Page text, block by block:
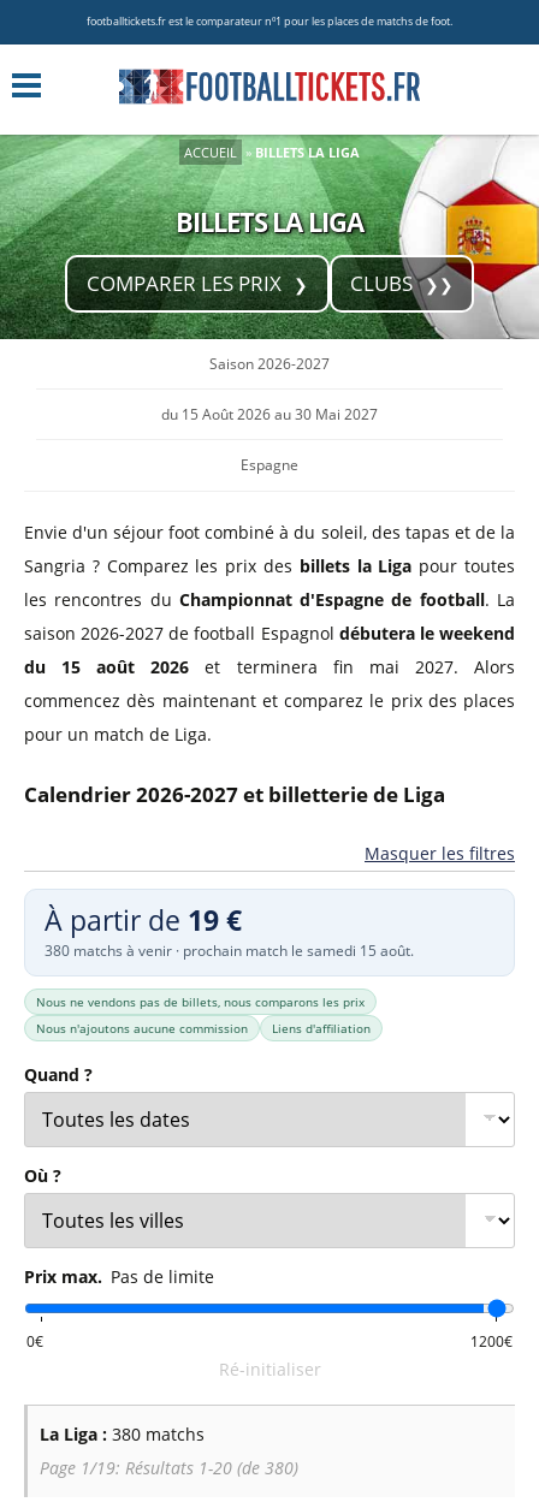
footballtickets.fr est le comparateur nº1 pour les places de matchs de foot.
ACCUEIL » BILLETS LA LIGA
BILLETS LA LIGA
COMPARER LES PRIX CLUBS
Saison 2026-2027
du 15 Août 2026 au 30 Mai 2027
Espagne
Envie d'un séjour foot combiné à du soleil, des tapas et de la
Sangria ? Comparez les prix des billets la Liga pour toutes
les rencontres du Championnat d'Espagne de football. La
saison 2026-2027 de football Espagnol débutera le weekend
du 15 août 2026 et terminera fin mai 2027. Alors
commencez dès maintenant et comparez le prix des places
pour un match de Liga.
Calendrier 2026-2027 et billetterie de Liga
Masquer les filtres
À partir de 19 €
380 matchs à venir · prochain match le samedi 15 août.
Nous ne vendons pas de billets, nous comparons les prix
Nous n'ajoutons aucune commission
Liens d'affiliation
Quand ?
Où ?
Prix max. Pas de limite
Ré-initialiser
La Liga : 380 matchs
Page 1/19: Résultats 1-20 (de 380)